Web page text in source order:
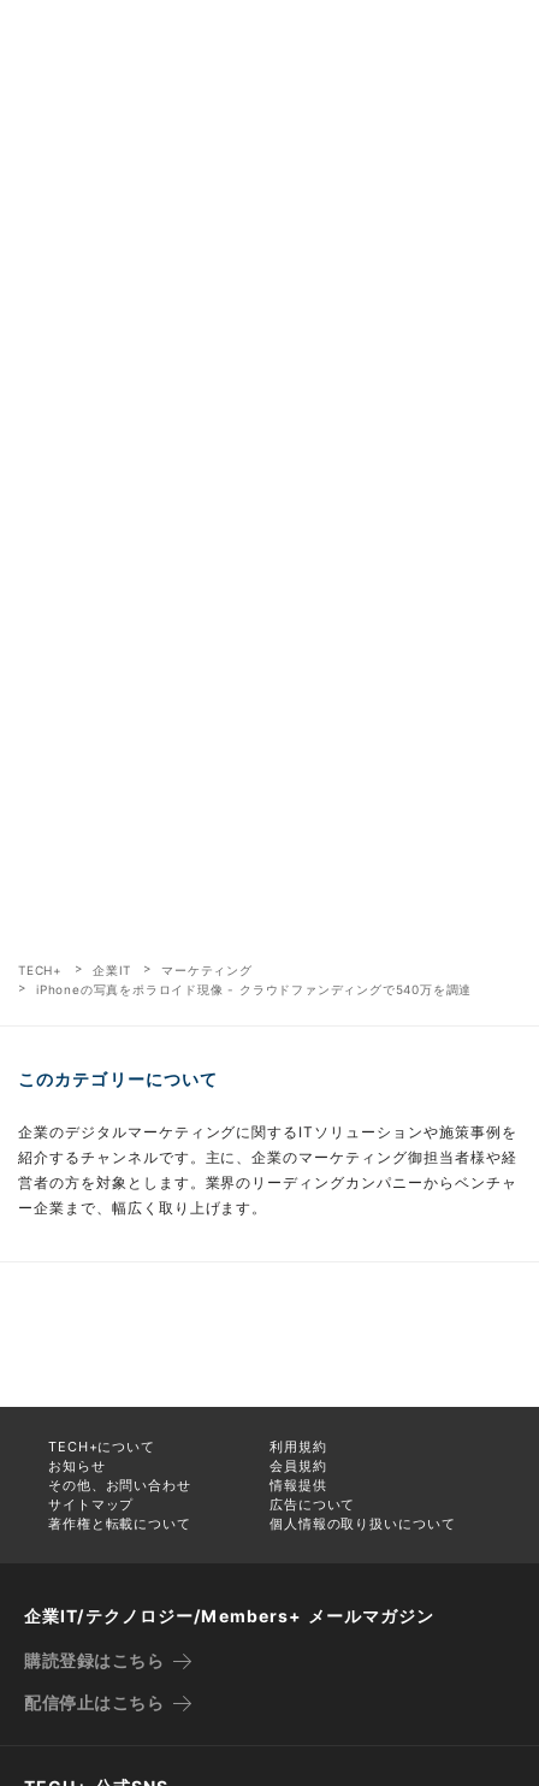
TECH+ 企業IT
マーケティング
iPhoneの写真をポラロイド現像 - クラウドファンディングで540万を調達
このカテゴリーについて
企業のデジタルマーケティングに関するITソリューションや施策事例を
紹介するチャンネルです。主に、企業のマーケティング御担当者様や経
営者の方を対象とします。業界のリーディングカンパニーからベンチャ
ー企業まで、幅広く取り上げます。
TECH+について
利用規約
お知らせ
会員規約
その他、お問い合わせ
情報提供
サイトマップ
広告について
著作権と転載について
個人情報の取り扱いについて
企業IT/テクノロジー/Members+ メールマガジン
購読登録はこちら
配信停止はこちら